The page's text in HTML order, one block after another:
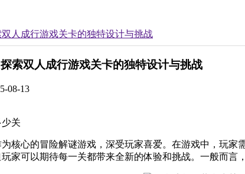
人成行游戏关卡的独特设计与挑战
索双人成行游戏关卡的独特设计与挑战
08-13
关
为核心的冒险解谜游戏，深受玩家喜爱。在游戏中，玩
家可以期待每一关都带来全新的体验和挑战。一般而